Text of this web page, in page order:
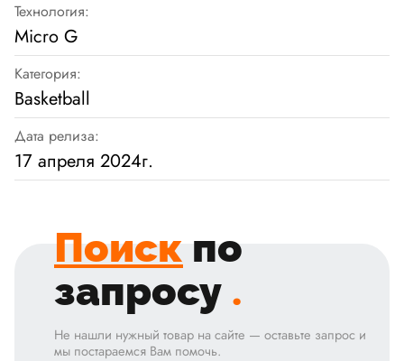
Технология:
Micro G
Категория:
Basketball
Дата релиза:
17 апреля 2024г.
Поиск по
запросу .
Не нашли нужный товар на сайте — оставьте запрос и
мы постараемся Вам помочь.